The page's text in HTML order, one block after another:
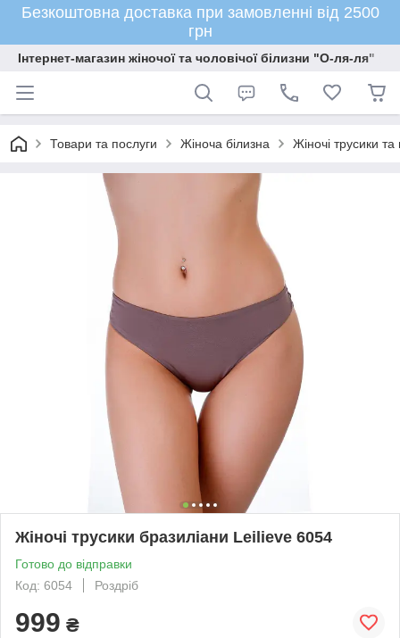
Безкоштовна доставка при замовленні від 2500
грн
Інтернет-магазин жіночої та чоловічої білизни "О-ля-ля"
Товари та послуги Жіноча білизна Жіночі трусики
Жіночі трусики бразиліани Leilieve 6054
Готово до відправки
Код: 6054
Роздріб
999 ₴